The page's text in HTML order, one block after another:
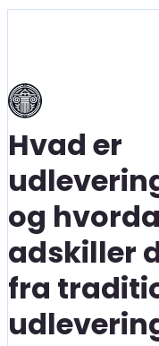
Hvad er
og
adskiller
fra